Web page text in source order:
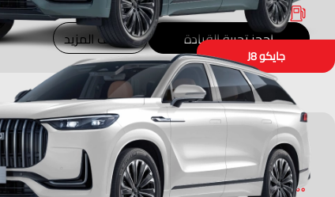
بنزين
احجز تجربة القيادة اكتشف المزيد
جایکو J8
1.5 TGDI
DHT
ابتداءً من 134900
شهريًا 1847